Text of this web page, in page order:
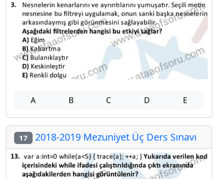
A B C D E
17 2018-2019 Mezuniyet Üç Ders Sınavı